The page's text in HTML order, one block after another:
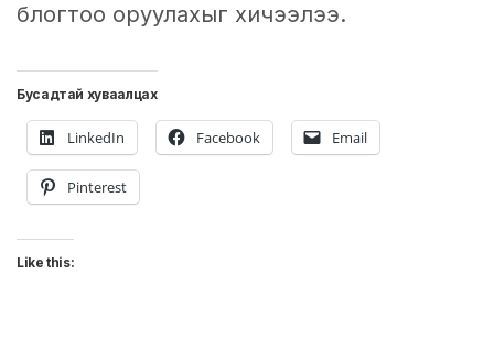
блогтоо оруулахыг хичээлээ.
Бусадтай хуваалцах
LinkedIn Facebook Email
Pinterest
Like this: